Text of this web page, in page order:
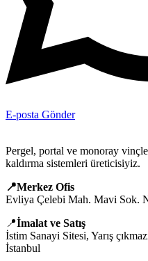
E-posta Gönder
Pergel, portal ve monoray
kaldırma sistemleri üreticisiyiz.
📍Merkez Ofis
Evliya Çelebi Mah. Mavi Sok.
📍İmalat ve Satış
İstim Sanayi Sitesi, Yarış
İstanbul